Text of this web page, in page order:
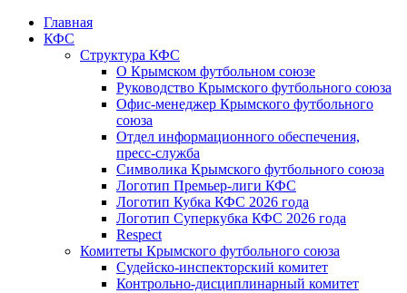
Главная
КФС
Структура КФС
О Крымском футбольном союзе
Руководство Крымского футбольного союза
Офис-менеджер Крымского футбольного
союза
Отдел информационного обеспечения,
пресс-служба
Символика Крымского футбольного союза
Логотип Премьер-лиги КФС
Логотип Кубка КФС 2026 года
Логотип Суперкубка КФС 2026 года
Respect
Комитеты Крымского футбольного союза
Судейско-инспекторский комитет
Контрольно-дисциплинарный комитет